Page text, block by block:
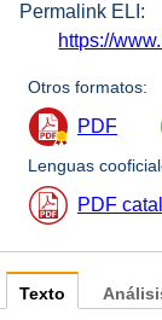
Permalink ELI:
https://
Otros formatos:
PDF
Lenguas
PDF
Texto